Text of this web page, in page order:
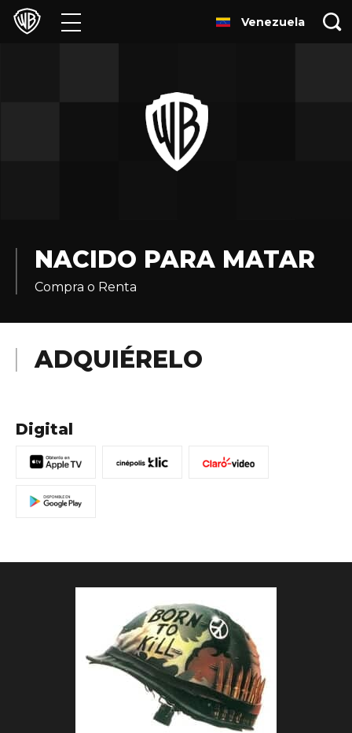
Películas
Juegos y Aplicaciones
Experiencias
Venezuela
NACIDO PARA MATAR
Compra o Renta
ADQUIÉRELO
Digital